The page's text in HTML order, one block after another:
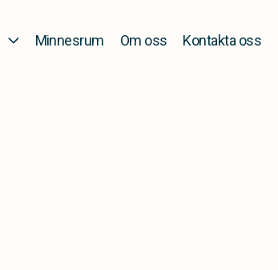
Minnesrum Om oss Kontakta oss